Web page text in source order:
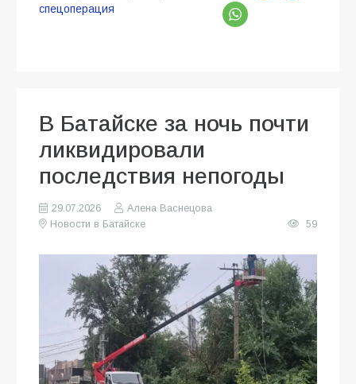
спецоперация
В Батайске за ночь почти
ликвидировали
последствия непогоды
29.07.2026
Алена Васнецова
Новости в Батайске
59